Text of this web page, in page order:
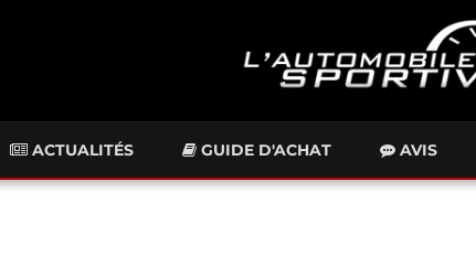
ACTUALITÉS GUIDE D'ACHAT AVIS